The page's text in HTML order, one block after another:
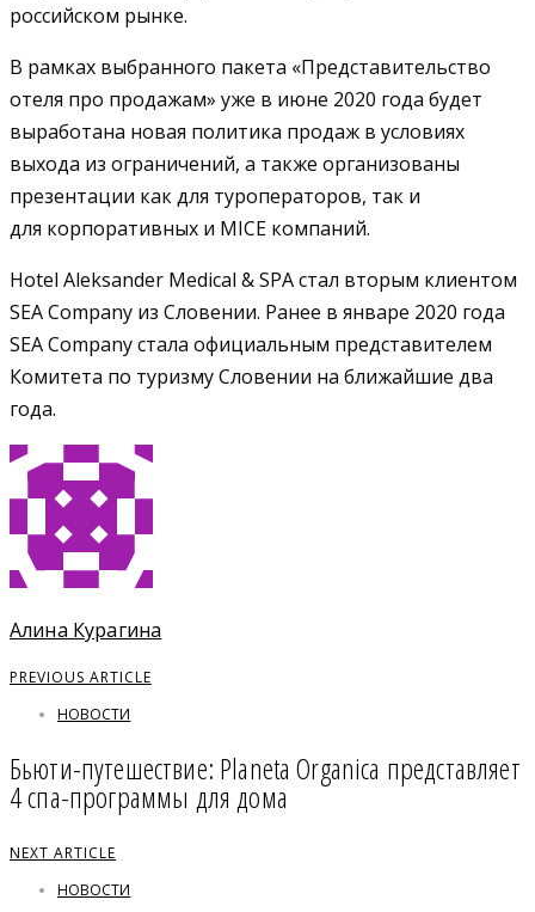
российском рынке.
В рамках выбранного пакета «Представительство
отеля про продажам» уже в июне 2020 года будет
выработана новая политика продаж в условиях
выхода из ограничений, а также организованы
презентации как для туроператоров, так и
для корпоративных и MICE компаний.
Hotel Aleksander Medical & SPA стал вторым клиентом
SEA Company из Словении. Ранее в январе 2020 года
SEA Company стала официальным представителем
Комитета по туризму Словении на ближайшие два
года.
Алина Курагина
PREVIOUS ARTICLE
НОВОСТИ
Бьюти-путешествие: Planeta Organica представляет
4 спа-программы для дома
NEXT ARTICLE
НОВОСТИ